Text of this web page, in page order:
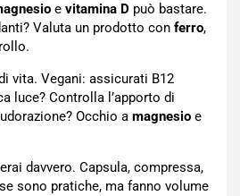
e vitamina D può bastare.
Valuta un prodotto con ferro,
vita. Vegani: assicurati B12
luce? Controlla l’apporto di
Occhio a magnesio e
davvero. Capsula, compressa,
sono pratiche, ma fanno volume